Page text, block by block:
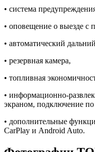
• система
• оповещение о выезде с
• автоматический
• резервная камера,
• топливная
• информационно-
экраном, подключение
• дополнительные
CarPlay и Android Auto.